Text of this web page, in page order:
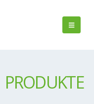
PRODUKTE